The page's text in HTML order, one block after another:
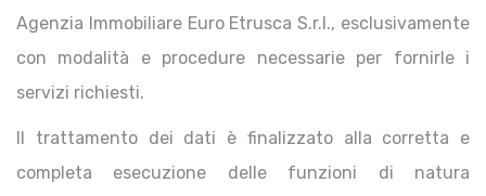
Agenzia Immobiliare Euro Etrusca S.r.l., esclusivamente
con modalità e procedure necessarie per fornirle i
servizi richiesti.
Il trattamento dei dati è finalizzato alla corretta e
completa esecuzione delle funzioni di natura